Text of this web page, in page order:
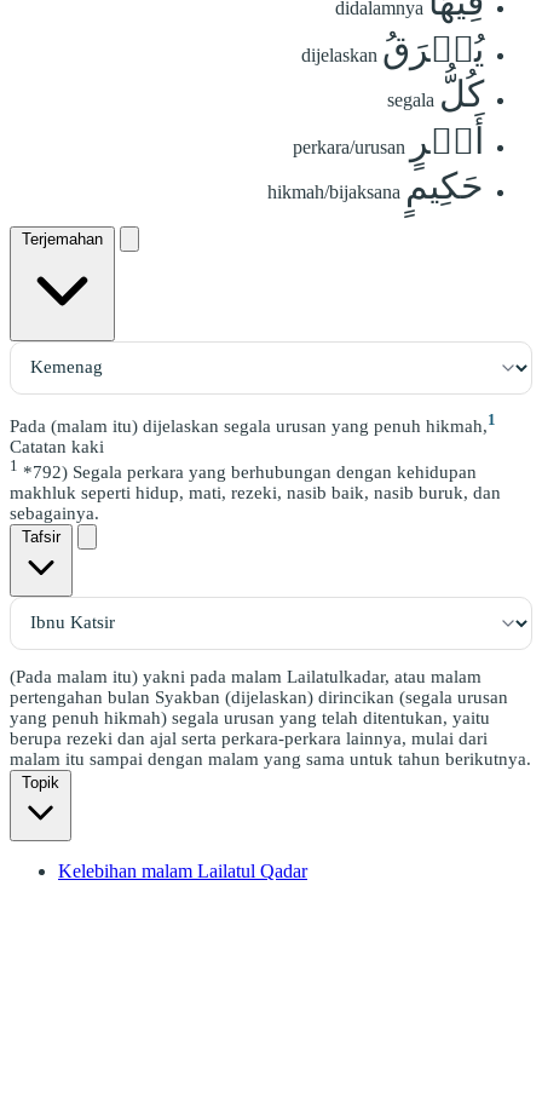
didalamnya
يُفۡرَقُ dijelaskan
كُلُّ segala
أَمۡرٍ perkara/urusan
حَكِيمٍ hikmah/bijaksana
Terjemahan
Pada (malam itu) dijelaskan segala urusan yang penuh hikmah,1
Catatan kaki
1 *792) Segala perkara yang berhubungan dengan kehidupan
makhluk seperti hidup, mati, rezeki, nasib baik, nasib buruk, dan
sebagainya.
Tafsir
(Pada malam itu) yakni pada malam Lailatulkadar, atau malam
pertengahan bulan Syakban (dijelaskan) dirincikan (segala urusan
yang penuh hikmah) segala urusan yang telah ditentukan, yaitu
berupa rezeki dan ajal serta perkara-perkara lainnya, mulai dari
malam itu sampai dengan malam yang sama untuk tahun berikutnya.
Topik
Kelebihan malam Lailatul Qadar